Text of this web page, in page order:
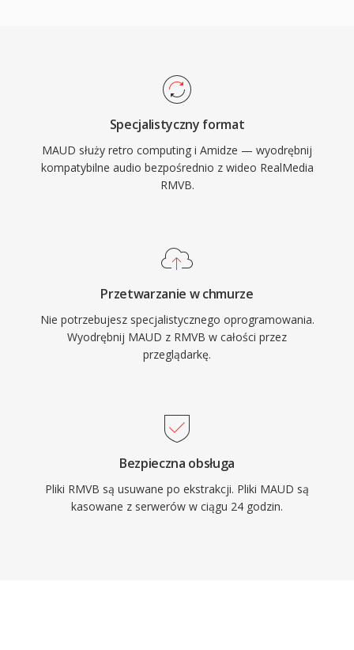
Specjalistyczny format
MAUD służy retro computing i Amidze — wyodrębnij
kompatybilne audio bezpośrednio z wideo RealMedia
RMVB.
Przetwarzanie w chmurze
Nie potrzebujesz specjalistycznego oprogramowania.
Wyodrębnij MAUD z RMVB w całości przez
przeglądarkę.
Bezpieczna obsługa
Pliki RMVB są usuwane po ekstrakcji. Pliki MAUD są
kasowane z serwerów w ciągu 24 godzin.